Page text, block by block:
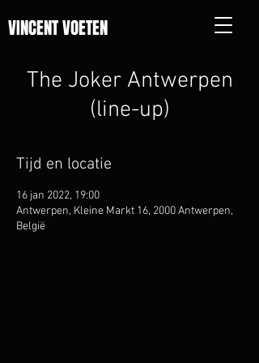
VINCENT VOETEN
The Joker Antwerpen
(line-up)
Tijd en locatie
16 jan 2022, 19:00
Antwerpen, Kleine Markt 16, 2000 Antwerpen,
België